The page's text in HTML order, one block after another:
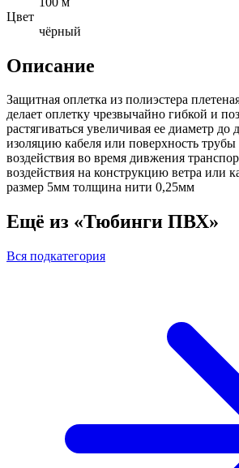
Цвет
чёрный
Описание
Защитная оплетка из полиэстера
делает оплетку чрезвычайно гибкой и
растягиваться увеличивая ее диаметр до
изоляцию кабеля или поверхность трубы
воздействия во время дивжения
воздействия на конструкцию ветра или
размер 5мм толщина нити 0,25мм
Ещё из «Тюбинги ПВХ»
Вся подкатегория